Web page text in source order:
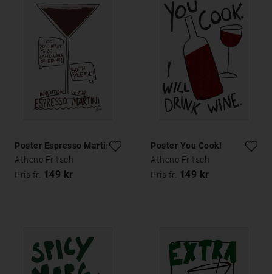
Poster Espresso Martini
Athene Fritsch
Pris fr. 149 kr
Poster You Cook!
Athene Fritsch
Pris fr. 149 kr